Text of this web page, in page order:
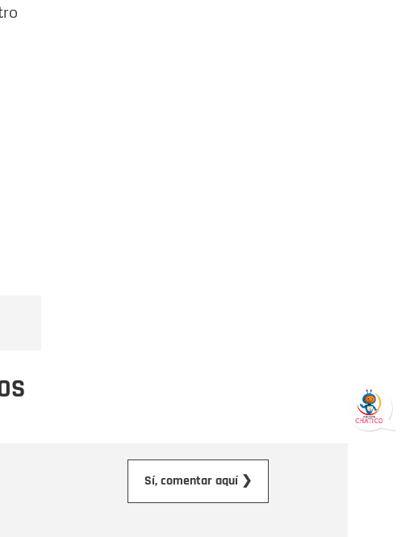
Sí, comentar aquí ❯